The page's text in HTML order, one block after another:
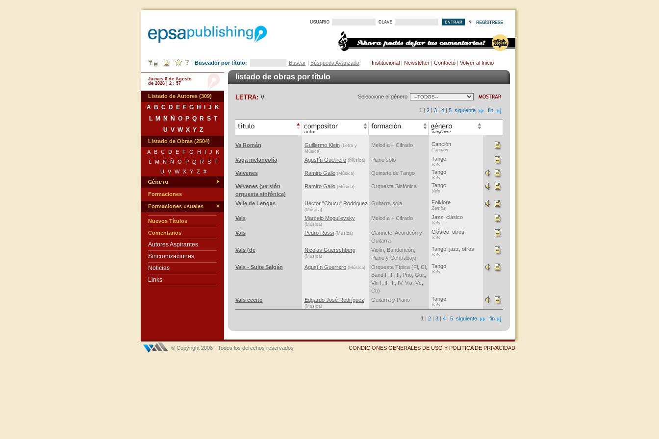
Buscador por título: Buscar| Búsqueda Avanzada Institucional| Newsletter| Contacto| Volver al Inicio
Jueves 6 de Agosto
de 2026 | 2 : 57
Listado de Autores (309)
A B C D E F G H J
K
L
M N Ñ O P Q R S T
U V W X Y Z
Listado de Obras (2504)
A
B C D E F G H I J
K
L
M N Ñ O P Q R S T
U
V W X Y Z #
Formaciones
Formaciones usuales
Nuevos Títulos
Comentarios
Autores Aspirantes
Sincronizaciones
Noticias
Links
listado de obras por título
LETRA: V Seleccione el género
1 | 2| 3| 4| 5 siguiente fin
Va Román Guillermo Klein(Letra y
Música)
Melodía + Cifrado Canción
Canción
Vaga melancolía Agustín Guerrero(Música) Piano solo Tango
Vals
Vaivenes Ramiro Gallo(Música) Quinteto de Tango Tango
Vals
Vaivenes (versión
orquesta sinfónica)
Ramiro Gallo(Música) Orquesta Sinfónica Tango
Vals
Valle de Lengas Héctor "Chucu" Rodriguez
(Música)
Guitarra sola Folklore
Zamba
Vals Marcelo Moguilevsky
(Música)
Melodía + Cifrado Jazz, clásico
Vals
Vals Pedro Rossi(Música)
Clarinete, Acordeón y
Guitarra
Clásico, otros
Vals
Vals (de Nicolás Guerschberg
(Música)
Violín, Bandoneón,
Piano y Contrabajo
Tango, jazz, otros
Vals
Vals - Suite Salgán Agustín Guerrero(Música)
Orquesta Típica (Fl, Cl,
Band I, II, III, Pno, Guit,
Vln I, II, III, IV, Vla, Vc,
Cb)
Tango
Vals
Vals cecito Edgardo José Rodríguez
(Música)
Guitarra y Piano Tango
Vals
1 | 2| 3| 4| 5 siguiente fin
© Copyright 2008 - Todos los derechos reservados CONDICIONES GENERALES DE USO Y POLITICA DE PRIVACIDAD